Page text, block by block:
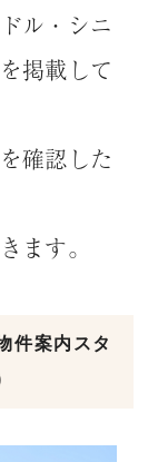
ル・シニ
掲載して
確認した
ます。
件案内スタ